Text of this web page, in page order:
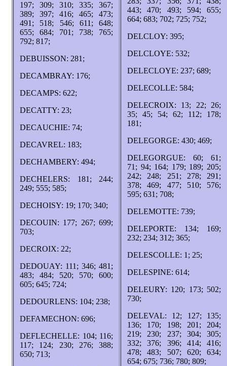
197; 309; 310; 335; 367;
389; 397; 416; 465; 473;
491; 518; 546; 611; 648;
655; 684; 701; 738; 765;
792; 817;
DEBUISSON: 281;
DECAMBRAY: 176;
DECAMPS: 622;
DECATTY: 23;
DECAUCHIE: 74;
DECAVREL: 183;
DECHAMBERY: 494;
DECHELERS: 181; 244;
249; 555; 585;
DECHOISY: 19; 170; 340;
DECOUIN: 177; 267; 699;
703;
DECROIX: 22;
DEDOUAY: 111; 346; 481;
483; 484; 520; 570; 600;
605; 645; 724;
DEDOURLENS: 104; 238;
DEFAMECHON: 696;
DEFLECHELLE: 104; 116;
117; 124; 230; 276; 388;
650; 713;
443; 470; 493; 594; 655;
664; 683; 702; 725; 752;
DELCLOY: 395;
DELCLOYE: 532;
DELECLOYE: 237; 689;
DELECOLLE: 584;
DELECROIX: 13; 22; 26;
35; 45; 54; 62; 112; 178;
181;
DELEGORGE: 430; 469;
DELEGORGUE: 60; 61;
71; 94; 164; 179; 189; 205;
242; 248; 251; 278; 291;
378; 469; 477; 510; 576;
595; 631; 708;
DELEMOTTE: 739;
DELEPORTE: 134; 169;
232; 234; 312; 365;
DELESCOLLE: 1; 25;
DELESPINE: 614;
DELEURY: 120; 173; 502;
730;
DELEVAL: 12; 127; 135;
136; 170; 198; 201; 204;
219; 230; 237; 304; 305;
332; 376; 396; 414; 416;
478; 483; 507; 620; 634;
654; 675; 736; 780; 809;